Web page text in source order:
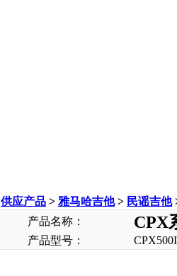
供应产品 > 雅马哈吉他> 民谣吉他
产品名称：
CPX
产品型号：